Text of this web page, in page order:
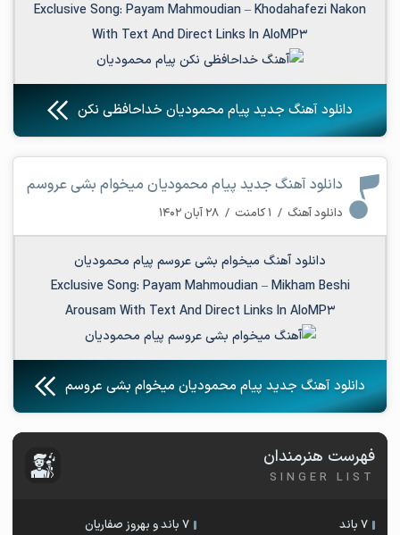
Exclusive Song: Payam Mahmoudian–Khodahafezi Nakon
With Text And Direct Links In AloMP3
دانلود آهنگ جدید پیام محمودیان خداحافظی نکن
دانلود آهنگ جدید پیام محمودیان میخوام بشی عروسم
دانلود آهنگ / ۱ کامنت / ۲۸ آبان ۱۴۰۲
دانلود آهنگ میخوام بشی عروسم پیام محمودیان
Exclusive Song: Payam Mahmoudian–Mikham Beshi
ArousamWith Text And Direct Links In AloMP3
دانلود آهنگ جدید پیام محمودیان میخوام بشی عروسم
فهرست هنرمندان
SINGER LIST
7 باند
7 باند و بهروز صفاریان